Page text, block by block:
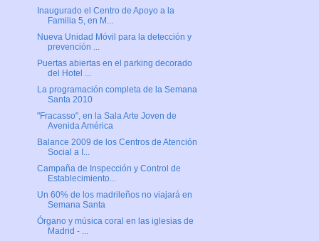
Inaugurado el Centro de Apoyo a la
Familia 5, en M...
Nueva Unidad Móvil para la detección y
prevención ...
Puertas abiertas en el parking decorado
del Hotel ...
La programación completa de la Semana
Santa 2010
"Fracasso", en la Sala Arte Joven de
Avenida América
Balance 2009 de los Centros de Atención
Social a I...
Campaña de Inspección y Control de
Establecimiento...
Un 60% de los madrileños no viajará en
Semana Santa
Órgano y música coral en las iglesias de
Madrid - ...